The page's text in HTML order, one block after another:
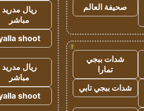
صحيفة العالم
!
شدات ببجي
تمارا
شدات ببجي تابي
ريال مدريد
مباشر
shoot
ريال مدريد
مباشر
shoot